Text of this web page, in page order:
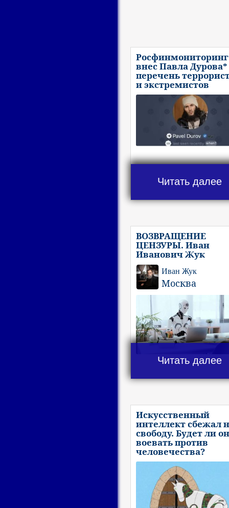
Росфинмониторинг
внес Павла
перечень
и экстремистов
Читать далее
ВОЗВРАЩЕНИЕ
ЦЕНЗУРЫ. Иван
Иванович Жук
Иван Жук
Москва
Читать далее
Искусственный
интеллект сбежал
свободу. Будет ли он
воевать против
человечества?